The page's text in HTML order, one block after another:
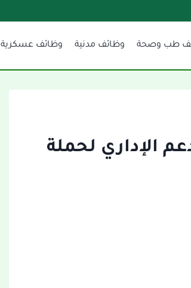
طب وصحة وظائف مدنية وظائف عسكرية
الإداري لحملة